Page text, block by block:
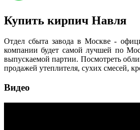
Купить кирпич Навля
Отдел сбыта завода в Москве -
компании будет самой лучшей по
выпускаемой партии. Посмотреть
продажей утеплителя, сухих смесей,
Видео